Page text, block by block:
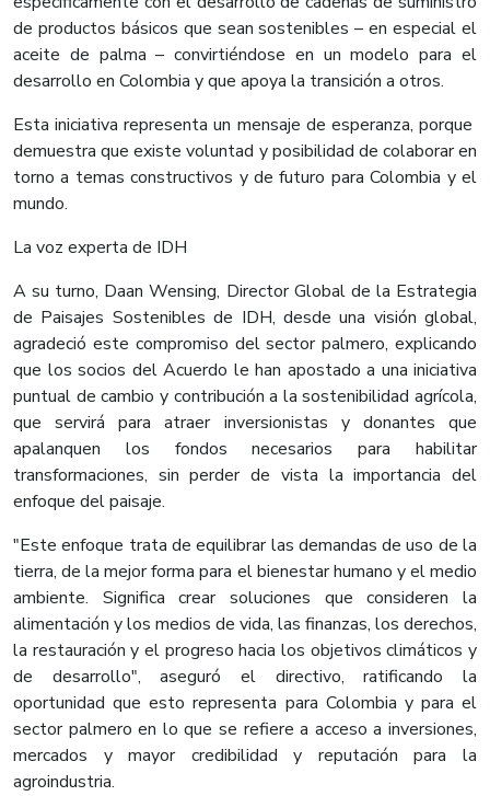
de productos básicos que sean sostenibles – en especial el
aceite de palma – convirtiéndose en un modelo para el
desarrollo en Colombia y que apoya la transición a otros.
Esta iniciativa representa un mensaje de esperanza, porque
demuestra que existe voluntad y posibilidad de colaborar en
torno a temas constructivos y de futuro para Colombia y el
mundo.
La voz experta de IDH
A su turno, Daan Wensing, Director Global de la Estrategia
de Paisajes Sostenibles de IDH, desde una visión global,
agradeció este compromiso del sector palmero, explicando
que los socios del Acuerdo le han apostado a una iniciativa
puntual de cambio y contribución a la sostenibilidad agrícola,
que servirá para atraer inversionistas y donantes que
apalanquen los fondos necesarios para habilitar
transformaciones, sin perder de vista la importancia del
enfoque del paisaje.
"Este enfoque trata de equilibrar las demandas de uso de la
tierra, de la mejor forma para el bienestar humano y el medio
ambiente. Significa crear soluciones que consideren la
alimentación y los medios de vida, las finanzas, los derechos,
la restauración y el progreso hacia los objetivos climáticos y
de desarrollo", aseguró el directivo, ratificando la
oportunidad que esto representa para Colombia y para el
sector palmero en lo que se refiere a acceso a inversiones,
mercados y mayor credibilidad y reputación para la
agroindustria.